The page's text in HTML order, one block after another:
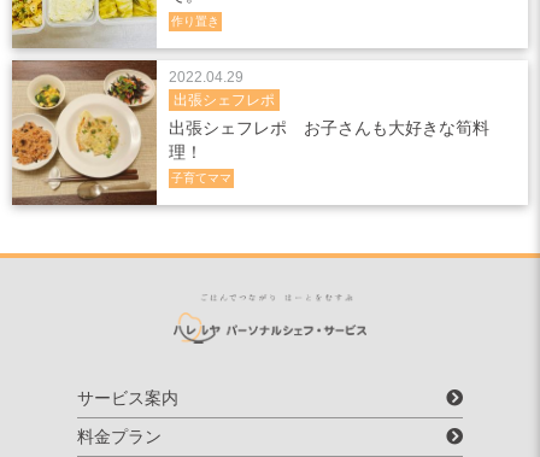
作り置き
出張シェフレポ お子さんも大好きな筍料
理！
出張シェフレポ
2022.04.29
子育てママ
サービス案内
料金プラン